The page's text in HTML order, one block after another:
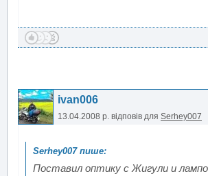
ivan006
13.04.2008 р. відповів для Serhey007
Поставил оптику с Жигули и